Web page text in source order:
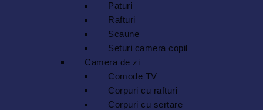
Paturi
Rafturi
Scaune
Seturi camera copil
Camera de zi
Comode TV
Corpuri cu rafturi
Corpuri cu sertare